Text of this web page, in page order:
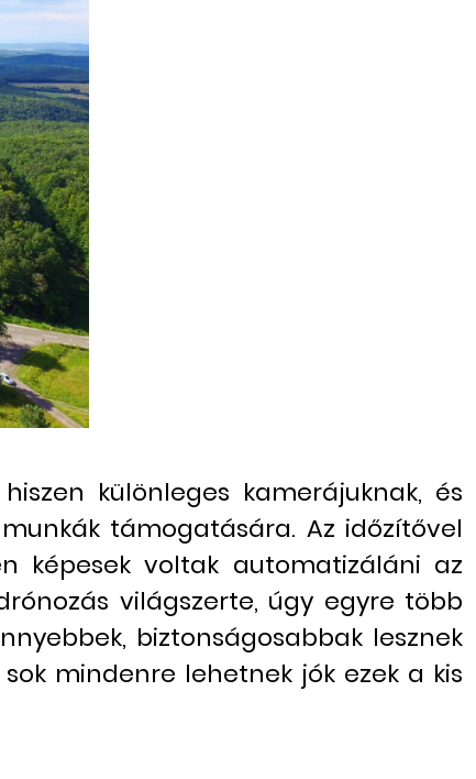
különleges kamerájuknak, és
támogatására. Az időzítővel
képesek voltak automatizáláni az
világszerte, úgy egyre több
biztonságosabbak lesznek
mindenre lehetnek jók ezek a kis